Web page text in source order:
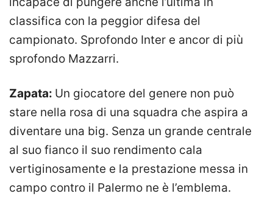
classifica con la peggior difesa del
campionato. Sprofondo Inter e ancor di più
sprofondo Mazzarri.
Zapata: Un giocatore del genere non può
stare nella rosa di una squadra che aspira a
diventare una big. Senza un grande centrale
al suo fianco il suo rendimento cala
vertiginosamente e la prestazione messa in
campo contro il Palermo ne è l’emblema.